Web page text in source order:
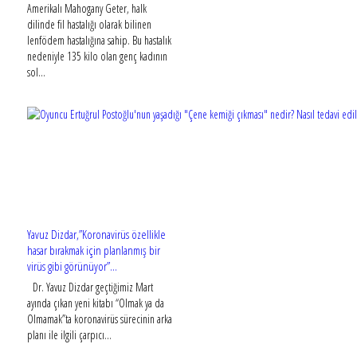
Amerikalı Mahogany Geter, halk
dilinde fil hastalığı olarak bilinen
lenfödem hastalığına sahip. Bu hastalık
nedeniyle 135 kilo olan genç kadının
sol...
Yavuz Dizdar,”Koronavirüs özellikle
hasar bırakmak için planlanmış bir
virüs gibi görünüyor”…
Dr. Yavuz Dizdar geçtiğimiz Mart
ayında çıkan yeni kitabı “Olmak ya da
Olmamak”ta koronavirüs sürecinin arka
planı ile ilgili çarpıcı...